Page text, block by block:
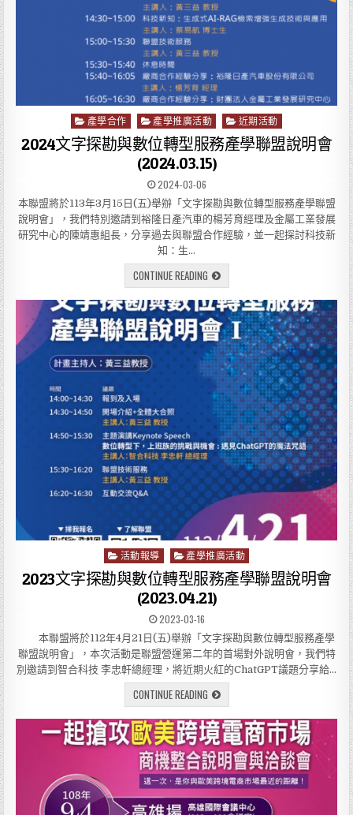
P
o
s
d
i
n
產學合作 產學推廣活動 近期活動
2024文字探勘與數位轉型服務產學聯盟說明會
(2024.03.15)
2024-03-06
本聯盟將於113年3月15日(五)舉辦「文字探勘與數位轉型服務產學聯盟
說明會」，我們特別邀請到裕隆日產汽車的楊芳育經理及金屬工業發展
研究中心的陳靖惠組長，分享過去與聯盟合作經驗，並一起探討科技新
知：生…
CONTINUE READING
P
o
s
d
i
n
活動報導 產學推廣活動
2023文字探勘與數位轉型服務產學聯盟說明會
(2023.04.21)
2023-03-16
本聯盟將於112年4月21日(五)舉辦「文字探勘與數位轉型服務產學
聯盟說明會」，本次活動是聯盟營運第二年的首場對外說明會，我們特
別邀請到智合科技 李忠軒總經理，將近期火紅的ChatGPT議題分享給…
CONTINUE READING